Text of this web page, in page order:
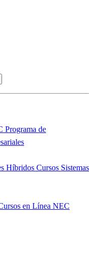
Programa de
Híbridos Cursos Sistemas
en Línea NEC